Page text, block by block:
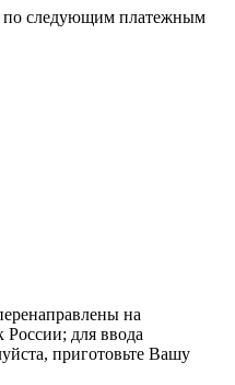
cледующим платежным
на
для ввода
приготовьте Вашу